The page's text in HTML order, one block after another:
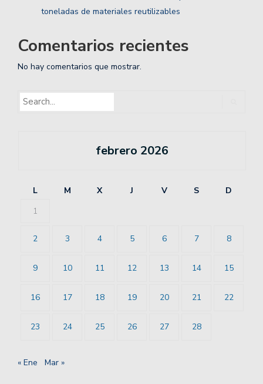
toneladas de materiales reutilizables
Comentarios recientes
No hay comentarios que mostrar.
febrero 2026
L M X J V S
D
1
2 3 4 5 6 7 8
9 10 11 12 13 14 15
16 17 18 19 20 21 22
23 24 25 26 27 28
« Ene Mar »